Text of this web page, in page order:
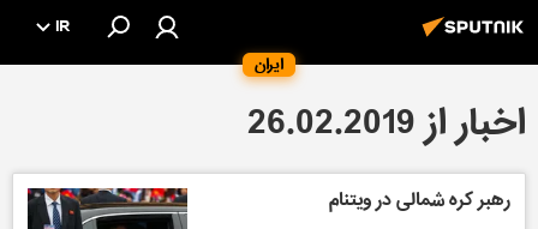
ایران
IR
اخبار از 26.02.2019
رهبر کره شمالی در ویتنام